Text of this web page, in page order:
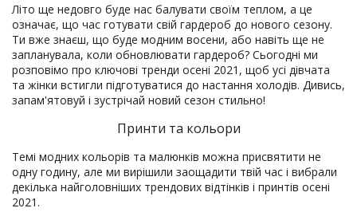
Літо ще недовго буде нас балувати своїм теплом, а це
означає, що час готувати свій гардероб до нового сезону.
Ти вже знаєш, що буде модним восени, або навіть ще не
запланувала, коли обновлювати гардероб? Сьогодні ми
розповімо про ключові тренди осені 2021, щоб усі дівчата
та жінки встигли підготуватися до настання холодів. Дивись,
запам'ятовуй і зустрічай новий сезон стильно!
Принти та кольори
Темі модних кольорів та малюнків можна присвятити не
одну годину, але ми вирішили заощадити твій час і вибрали
декілька найголовніших трендових відтінків і принтів осені
2021.